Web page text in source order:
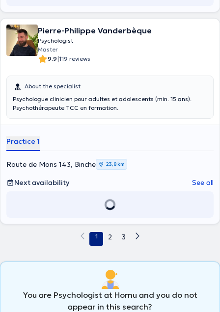
Pierre-Philippe Vanderbèque
Psychologist
Master
9.9|119 reviews
About the specialist
Psychologue clinicien pour adultes et adolescents (min. 15 ans).
Psychothérapeute TCC en formation.
Practice 1
Route de Mons 143, Binche 23,8 km
Next availability See all
1 2 3
You are Psychologist at Hornu and you do not
appear in this search?